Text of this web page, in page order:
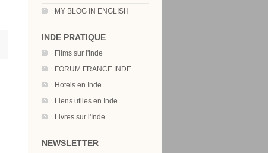
MY BLOG IN ENGLISH
INDE PRATIQUE
Films sur l'Inde
FORUM FRANCE INDE
Hotels en Inde
Liens utiles en Inde
Livres sur l'Inde
NEWSLETTER